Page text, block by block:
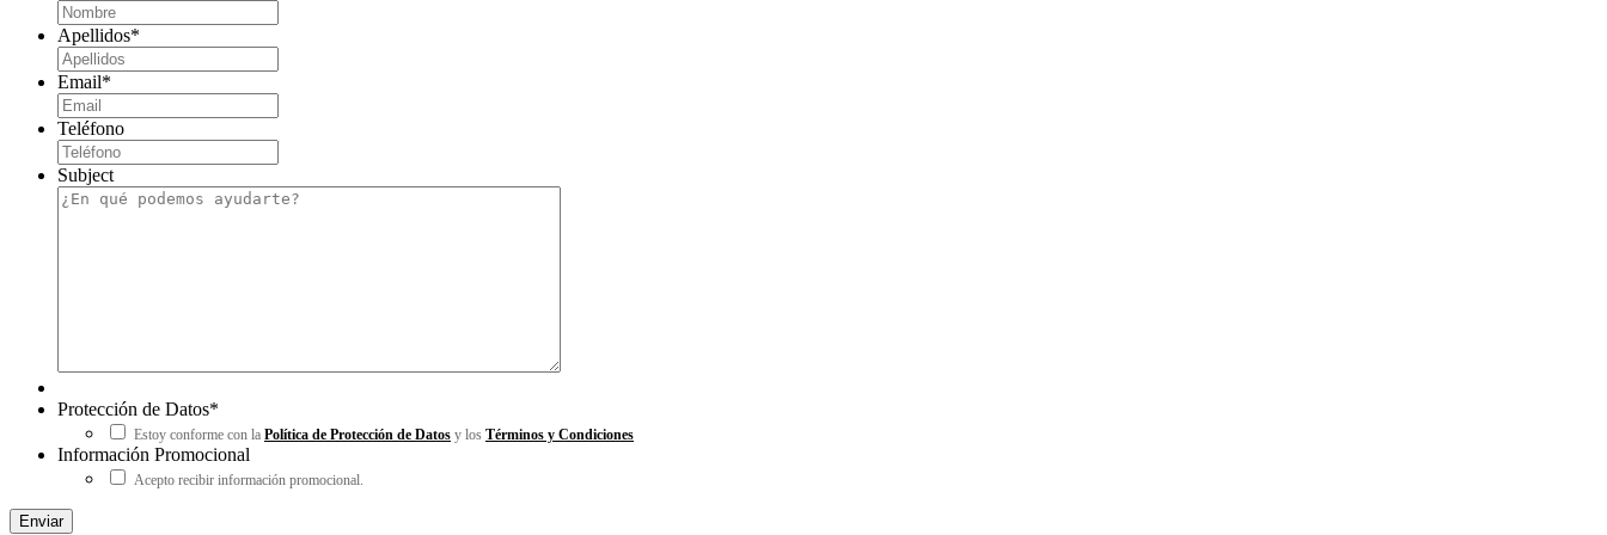
Apellidos*
Email*
Teléfono
Subject
Protección de Datos*
Estoy conforme con la Política de Protección de Datos y los Términos y Condiciones
Información Promocional
Acepto recibir información promocional.